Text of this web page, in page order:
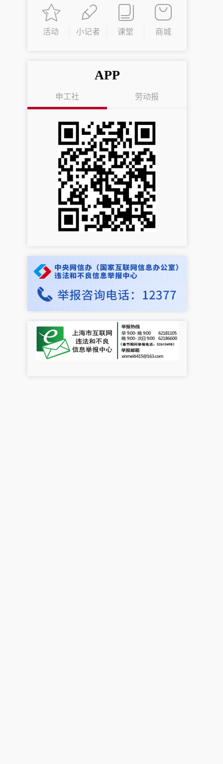
活动 小记者 课堂 商城
APP
申工社 劳动报